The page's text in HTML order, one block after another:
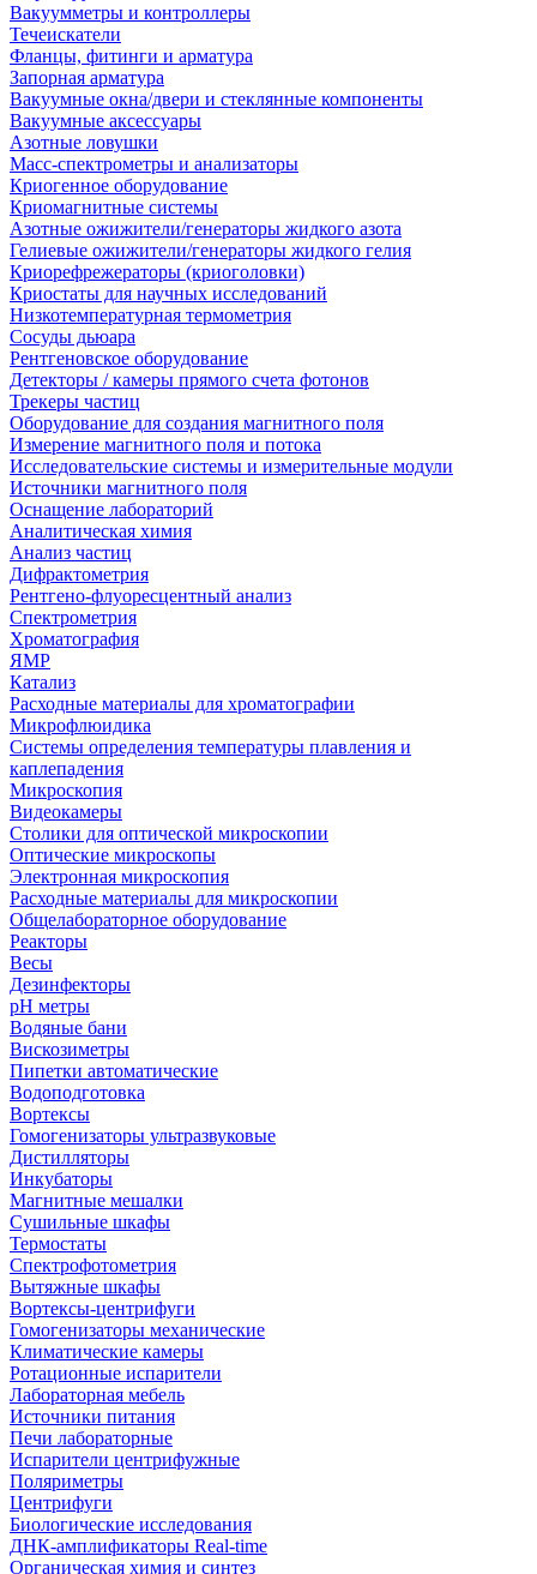
Вакуумметры и контроллеры
Течеискатели
Фланцы, фитинги и арматура
Запорная арматура
Вакуумные окна/двери и стеклянные компоненты
Вакуумные аксессуары
Азотные ловушки
Масс-спектрометры и анализаторы
Криогенное оборудование
Криомагнитные системы
Азотные ожижители/генераторы жидкого азота
Гелиевые ожижители/генераторы жидкого гелия
Криорефрежераторы (криоголовки)
Криостаты для научных исследований
Низкотемпературная термометрия
Сосуды дьюара
Рентгеновское оборудование
Детекторы / камеры прямого счета фотонов
Трекеры частиц
Оборудование для создания магнитного поля
Измерение магнитного поля и потока
Исследовательские системы и измерительные модули
Источники магнитного поля
Оснащение лабораторий
Аналитическая химия
Анализ частиц
Дифрактометрия
Рентгено-флуоресцентный анализ
Спектрометрия
Хроматография
ЯМР
Катализ
Расходные материалы для хроматографии
Микрофлюидика
Системы определения температуры плавления и
каплепадения
Микроскопия
Видеокамеры
Столики для оптической микроскопии
Оптические микроскопы
Электронная микроскопия
Расходные материалы для микроскопии
Общелабораторное оборудование
Реакторы
Весы
Дезинфекторы
рН метры
Водяные бани
Вискозиметры
Пипетки автоматические
Водоподготовка
Вортексы
Гомогенизаторы ультразвуковые
Дистилляторы
Инкубаторы
Магнитные мешалки
Сушильные шкафы
Термостаты
Спектрофотометрия
Вытяжные шкафы
Вортексы-центрифуги
Гомогенизаторы механические
Климатические камеры
Ротационные испарители
Лабораторная мебель
Источники питания
Печи лабораторные
Испарители центрифужные
Поляриметры
Центрифуги
Биологические исследования
ДНК-амплификаторы Real-time
Органическая химия и синтез